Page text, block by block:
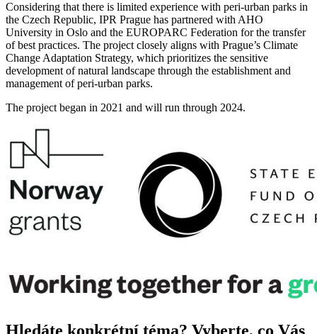
Considering that there is limited experience with peri-urban parks in
the Czech Republic, IPR Prague has partnered with AHO
University in Oslo and the EUROPARC Federation for the transfer
of best practices. The project closely aligns with Prague’s Climate
Change Adaptation Strategy, which prioritizes the sensitive
development of natural landscape through the establishment and
management of peri-urban parks.
The project began in 2021 and will run through 2024.